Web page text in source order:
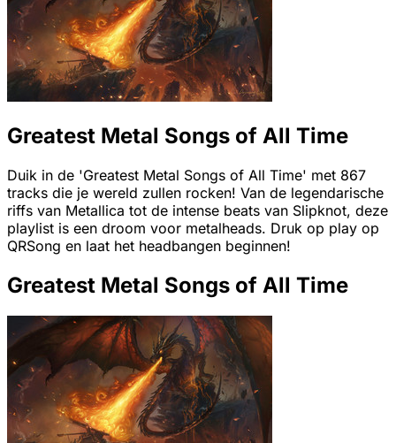
Greatest Metal Songs of All Time
Duik in de 'Greatest Metal Songs of All Time' met 867
tracks die je wereld zullen rocken! Van de legendarische
riffs van Metallica tot de intense beats van Slipknot, deze
playlist is een droom voor metalheads. Druk op play op
QRSong en laat het headbangen beginnen!
Greatest Metal Songs of All Time